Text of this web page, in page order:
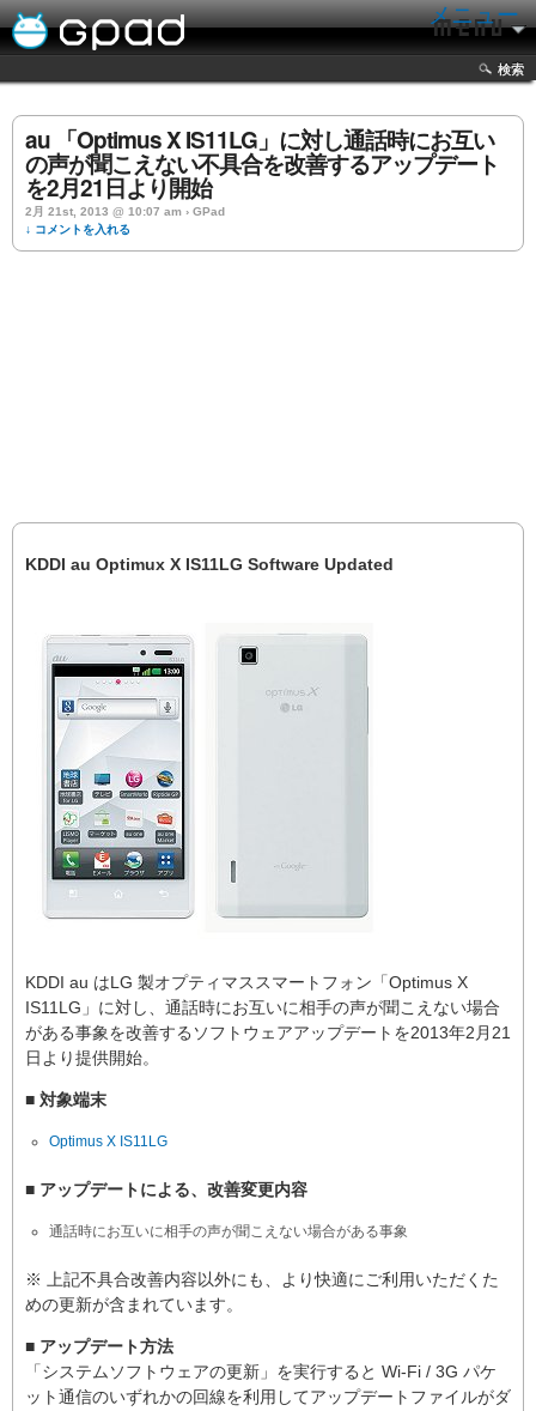
メニュー
検索
au 「Optimus X IS11LG」に対し通話時にお互い
の声が聞こえない不具合を改善するアップデート
を2月21日より開始
2月 21st, 2013 @ 10:07 am › GPad
↓ コメントを入れる
KDDI au Optimux X IS11LG Software Updated
KDDI au はLG 製オプティマススマートフォン「Optimus X
IS11LG」に対し、通話時にお互いに相手の声が聞こえない場合
がある事象を改善するソフトウェアアップデートを2013年2月21
日より提供開始。
■ 対象端末
Optimus X IS11LG
■ アップデートによる、改善変更内容
通話時にお互いに相手の声が聞こえない場合がある事象
※ 上記不具合改善内容以外にも、より快適にご利用いただくた
めの更新が含まれています。
■ アップデート方法
「システムソフトウェアの更新」を実行すると Wi-Fi / 3G パケ
ット通信のいずれかの回線を利用してアップデートファイルがダ